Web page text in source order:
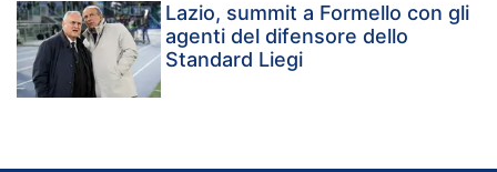
Lazio, summit a Formello con gli
agenti del difensore dello
Standard Liegi